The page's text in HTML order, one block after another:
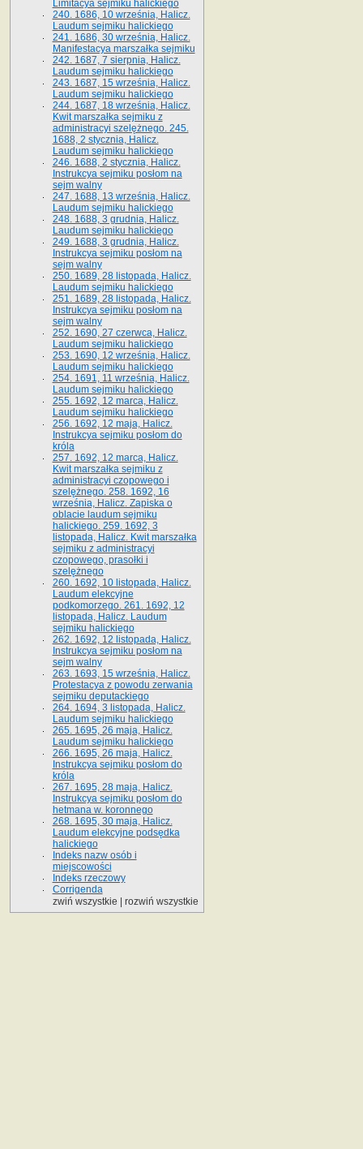
Limitacya sejmiku halickiego
240. 1686, 10 września, Halicz.
Laudum sejmiku halickiego
241. 1686, 30 września, Halicz.
Manifestacya marszałka sejmiku
242. 1687, 7 sierpnia, Halicz.
Laudum sejmiku halickiego
243. 1687, 15 września, Halicz.
Laudum sejmiku halickiego
244. 1687, 18 września, Halicz.
Kwit marszałka sejmiku z
administracyi szelężnego. 245.
1688, 2 stycznia, Halicz.
Laudum sejmiku halickiego
246. 1688, 2 stycznia, Halicz.
Instrukcya sejmiku posłom na
sejm walny
247. 1688, 13 września, Halicz.
Laudum sejmiku halickiego
248. 1688, 3 grudnia, Halicz.
Laudum sejmiku halickiego
249. 1688, 3 grudnia, Halicz.
Instrukcya sejmiku posłom na
sejm walny
250. 1689, 28 listopada, Halicz.
Laudum sejmiku halickiego
251. 1689, 28 listopada, Halicz.
Instrukcya sejmiku posłom na
sejm walny
252. 1690, 27 czerwca, Halicz.
Laudum sejmiku halickiego
253. 1690, 12 września, Halicz.
Laudum sejmiku halickiego
254. 1691, 11 września, Halicz.
Laudum sejmiku halickiego
255. 1692, 12 marca, Halicz.
Laudum sejmiku halickiego
256. 1692, 12 maja, Halicz.
Instrukcya sejmiku posłom do
króla
257. 1692, 12 marca, Halicz.
Kwit marszałka sejmiku z
administracyi czopowego i
szelężnego. 258. 1692, 16
września, Halicz. Zapiska o
oblacie laudum sejmiku
halickiego. 259. 1692, 3
listopada, Halicz. Kwit marszałka
sejmiku z administracyi
czopowego, prasołki i
szelężnego
260. 1692, 10 listopada, Halicz.
Laudum elekcyjne
podkomorzego. 261. 1692, 12
listopada, Halicz. Laudum
sejmiku halickiego
262. 1692, 12 listopada, Halicz.
Instrukcya sejmiku posłom na
sejm walny
263. 1693, 15 września, Halicz.
Protestacya z powodu zerwania
sejmiku deputackiego
264. 1694, 3 listopada, Halicz.
Laudum sejmiku halickiego
265. 1695, 26 maja, Halicz.
Laudum sejmiku halickiego
266. 1695, 26 maja, Halicz.
Instrukcya sejmiku posłom do
króla
267. 1695, 28 maja, Halicz.
Instrukcya sejmiku posłom do
hetmana w. koronnego
268. 1695, 30 maja, Halicz.
Laudum elekcyjne podsędka
halickiego
Indeks nazw osób i
miejscowości
Indeks rzeczowy
Corrigenda
zwiń wszystkie
rozwiń wszystkie